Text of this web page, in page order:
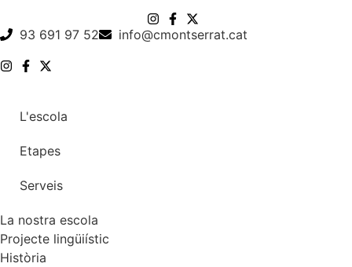
93 691 97 52 info@cmontserrat.cat
L'escola
Etapes
Serveis
La nostra escola
Projecte lingüiístic
Història